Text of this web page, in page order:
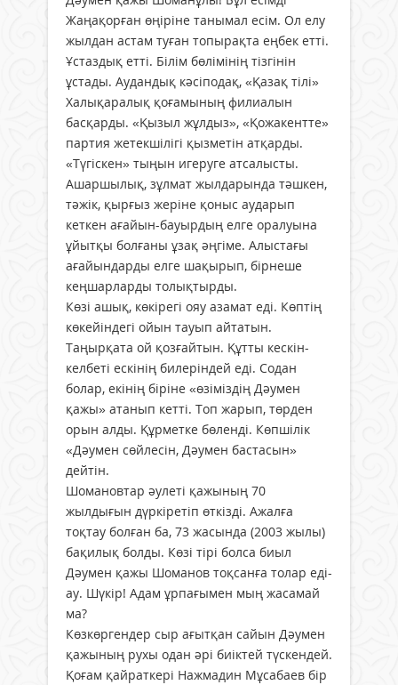
Жаңақорған өңіріне танымал есім. Ол елу
жылдан астам туған топырақта еңбек етті.
Ұстаздық етті. Білім бөлімінің тізгінін
ұстады. Аудандық кәсіподақ, «Қазақ тілі»
Халықаралық қоғамының филиалын
басқарды. «Қызыл жұлдыз», «Қожакентте»
партия жетекшілігі қызметін атқарды.
«Түгіскен» тыңын игеруге атсалысты.
Ашаршылық, зұлмат жылдарында тәшкен,
тәжік, қырғыз жеріне қоныс аударып
кеткен ағайын-бауырдың елге оралуына
ұйытқы болғаны ұзақ әңгіме. Алыстағы
ағайындарды елге шақырып, бірнеше
кеңшарларды толықтырды.
Көзі ашық, көкірегі ояу азамат еді. Көптің
көкейіндегі ойын тауып айтатын.
Таңырқата ой қозғайтын. Құтты кескін-
келбеті ескінің билеріндей еді. Содан
болар, екінің біріне «өзіміздің Дәумен
қажы» атанып кетті. Топ жарып, төрден
орын алды. Құрметке бөленді. Көпшілік
«Дәумен сөйлесін, Дәумен бастасын»
дейтін.
Шомановтар әулеті қажының 70
жылдығын дүркіретіп өткізді. Ажалға
тоқтау болған ба, 73 жасында (2003 жылы)
бақилық болды. Көзі тірі болса биыл
Дәумен қажы Шоманов тоқсанға толар еді-
ау. Шүкір! Адам ұрпағымен мың жасамай
ма?
Көзкөргендер сыр ағытқан сайын Дәумен
қажының рухы одан әрі биіктей түскендей.
Қоғам қайраткері Нажмадин Мұсабаев бір